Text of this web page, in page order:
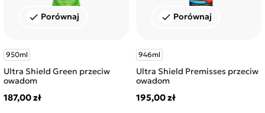
check Porównaj
950ml
Ultra Shield Green przeciw
owadom
187,00 zł
check Porównaj
946ml
Ultra Shield Premisses przeciw
owadom
195,00 zł